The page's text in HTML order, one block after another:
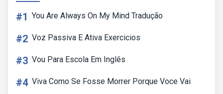
#1 You Are Always On My Mind Tradução
#2 Voz Passiva E Ativa Exercicios
#3 Vou Para Escola Em Inglês
#4 Viva Como Se Fosse Morrer Porque Voce Vai